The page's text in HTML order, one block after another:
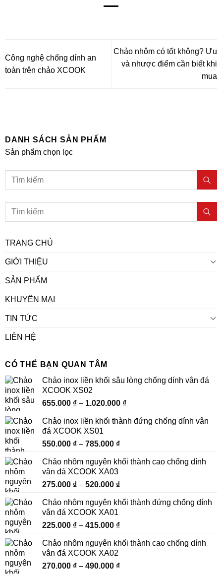
Công nghệ chống dính an
toàn trên chảo XCOOK
Chảo nhôm có tốt không? Ưu
và nhược điểm cần biết khi
mua
DANH SÁCH SẢN PHẨM
Sản phẩm chọn lọc
Tìm
TRANG CHỦ
GIỚI THIỆU
SẢN PHẨM
KHUYẾN MẠI
TIN TỨC
LIÊN HỆ
CÓ THỂ BẠN QUAN TÂM
Chảo inox liền khối sâu lòng chống dính vân đá
XCOOK XS02
655.000 ₫ – 1.020.000 ₫Khoảng
từ
Chảo inox liền khối thành đứng chống dính vân
đá XCOOK XS01
550.000 ₫ – 785.000 ₫Khoảng
từ
đến
Chảo nhôm nguyên khối thành cao chống dính
vân đá XCOOK XA03
275.000 ₫ – 520.000 ₫Khoảng
từ
đến
Chảo nhôm nguyên khối thành đứng chống dính
vân đá XCOOK XA01
225.000 ₫ – 415.000 ₫Khoảng
từ
đến
Chảo nhôm nguyên khối thành cao chống dính
vân đá XCOOK XA02
270.000 ₫ – 490.000 ₫Khoảng